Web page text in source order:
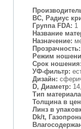
BC, Радиус
Группа FDA: 1
Название
Назначение:
Прозрачность:
Режим
Срок ношения:
УФ-фильтр:
Дизайн:
D, Диаметр:
Тип
Толщина в
Линз в
Dk/t,